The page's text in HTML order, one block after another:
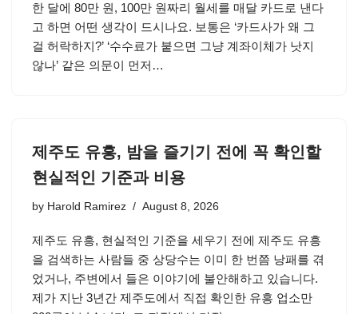
한 달에 80만 원, 100만 원짜리 월세를 매달 카드로 낸다
고 하면 어떤 생각이 드시나요. 보통은 ‘카드사가 왜 그
걸 허락하지?’ ‘수수료가 붙으면 그냥 계좌이체가 낫지
않나’ 같은 의문이 먼저…
제주도 유흥, 밤을 즐기기 전에 꼭 확인할
현실적인 기준과 비용
by Harold Ramirez August 8, 2026
제주도 유흥, 현실적인 기준을 세우기 전에 제주도 유흥
을 검색하는 사람들 중 상당수는 이미 한 번쯤 낭패를 겪
었거나, 주변에서 들은 이야기에 불안해하고 있습니다.
제가 지난 3년간 제주도에서 직접 확인한 유흥 업소만